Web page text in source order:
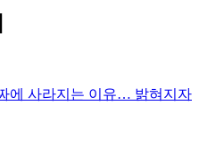
에 사라지는 이유… 밝혀지자